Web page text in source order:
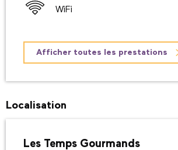
WiFi
Afficher toutes les prestations
Localisation
Les Temps Gourmands